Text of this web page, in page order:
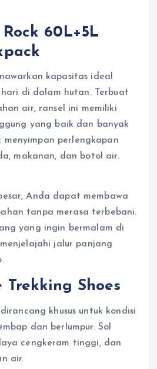
60L+5L
kapasitas ideal
hari di dalam hutan. Terbuat
air, ransel ini memiliki
yang baik dan banyak
menyimpan perlengkapan
makanan, dan botol air.
Anda dapat membawa
tanpa merasa terbebani.
yang ingin bermalam di
jalur panjang
Trekking Shoes
khusus untuk kondisi
dan berlumpur. Sol
cengkeram tinggi, dan
air.